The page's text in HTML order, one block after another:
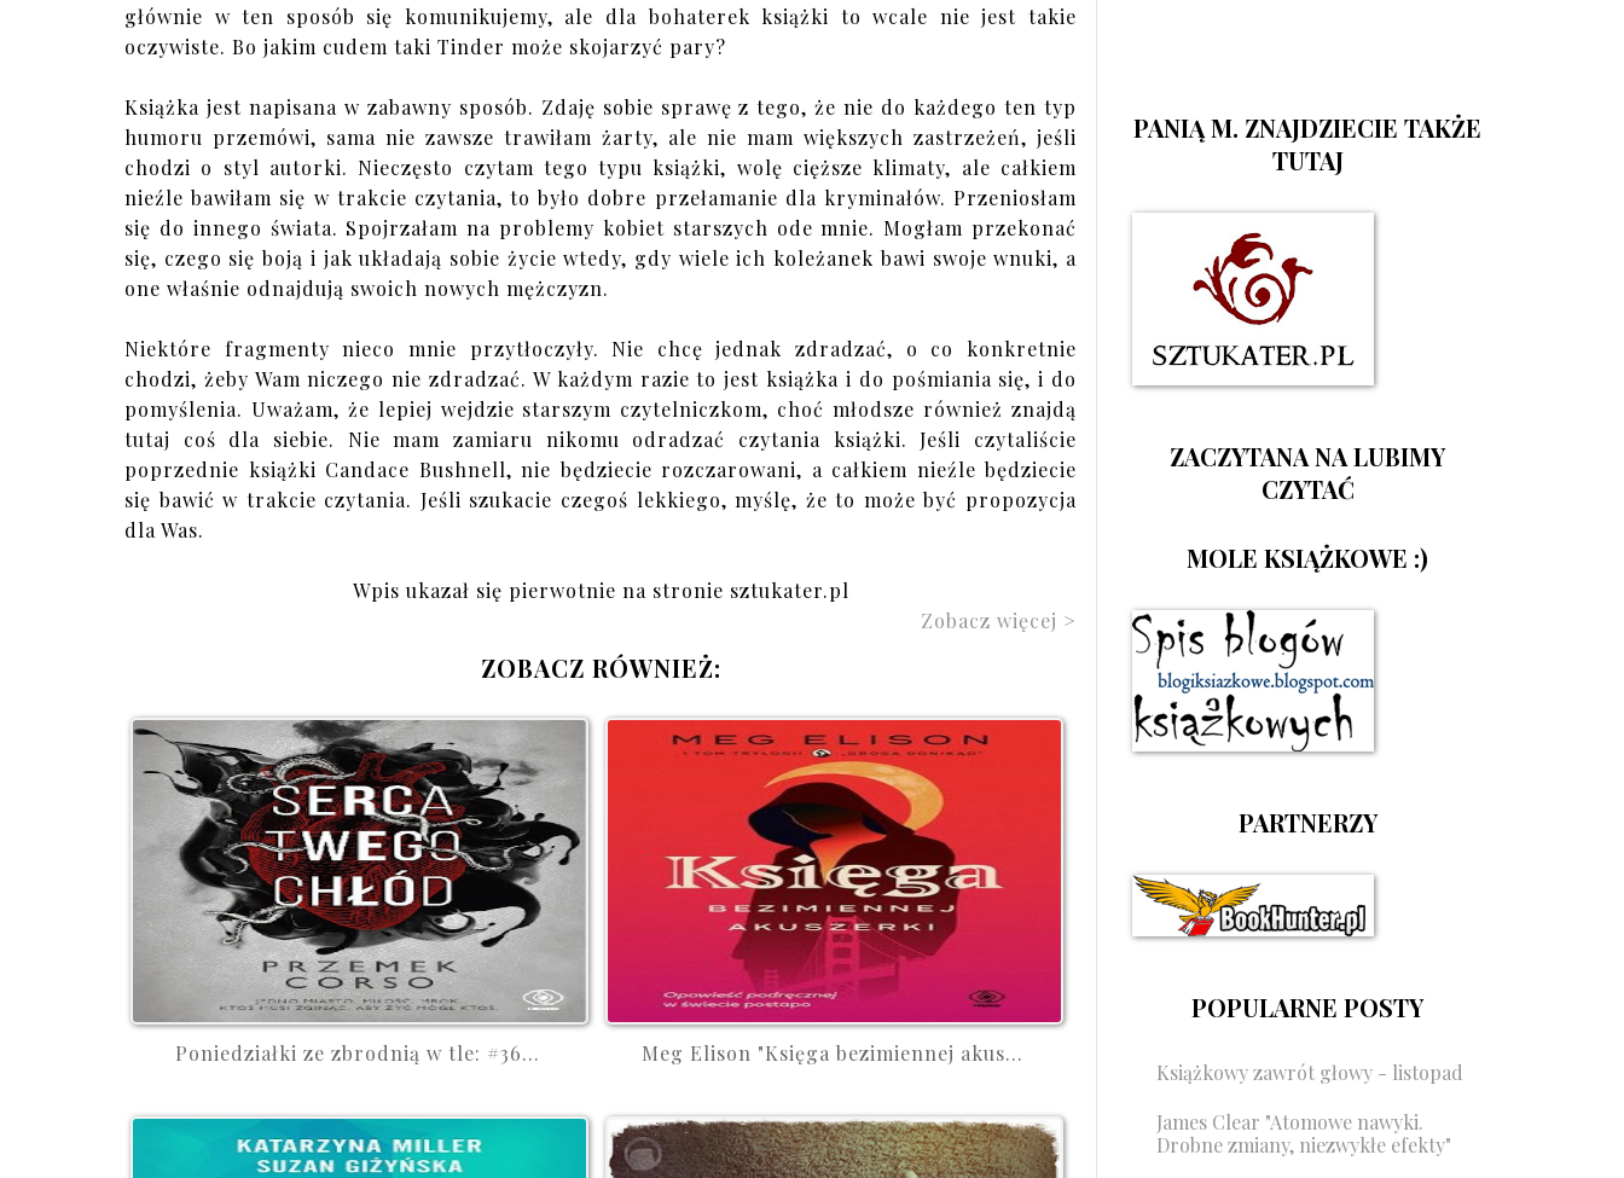
głównie w ten sposób się komunikujemy, ale dla bohaterek książki to wcale nie jest takie
oczywiste. Bo jakim cudem taki Tinder może skojarzyć pary?
Książka jest napisana w zabawny sposób. Zdaję sobie sprawę z tego, że nie do każdego ten typ
humoru przemówi, sama nie zawsze trawiłam żarty, ale nie mam większych zastrzeżeń, jeśli
chodzi o styl autorki. Nieczęsto czytam tego typu książki, wolę cięższe klimaty, ale całkiem
nieźle bawiłam się w trakcie czytania, to było dobre przełamanie dla kryminałów. Przeniosłam
się do innego świata. Spojrzałam na problemy kobiet starszych ode mnie. Mogłam przekonać
się, czego się boją i jak układają sobie życie wtedy, gdy wiele ich koleżanek bawi swoje wnuki, a
one właśnie odnajdują swoich nowych mężczyzn.
Niektóre fragmenty nieco mnie przytłoczyły. Nie chcę jednak zdradzać, o co konkretnie
chodzi, żeby Wam niczego nie zdradzać. W każdym razie to jest książka i do pośmiania się, i do
pomyślenia. Uważam, że lepiej wejdzie starszym czytelniczkom, choć młodsze również znajdą
tutaj coś dla siebie. Nie mam zamiaru nikomu odradzać czytania książki. Jeśli czytaliście
poprzednie książki Candace Bushnell, nie będziecie rozczarowani, a całkiem nieźle będziecie
się bawić w trakcie czytania. Jeśli szukacie czegoś lekkiego, myślę, że to może być propozycja
dla Was.
Wpis ukazał się pierwotnie na stronie sztukater.pl
Zobacz więcej >
ZOBACZ RÓWNIEŻ:
Poniedziałki ze zbrodnią w tle: #36... Meg Elison "Księga bezimiennej akus...
PANIĄ M. ZNAJDZIECIE TAKŻE
TUTAJ
ZACZYTANA NA LUBIMY
CZYTAĆ
MOLE KSIĄŻKOWE :)
PARTNERZY
POPULARNE POSTY
Książkowy zawrót głowy - listopad
James Clear "Atomowe nawyki.
Drobne zmiany, niezwykłe efekty"